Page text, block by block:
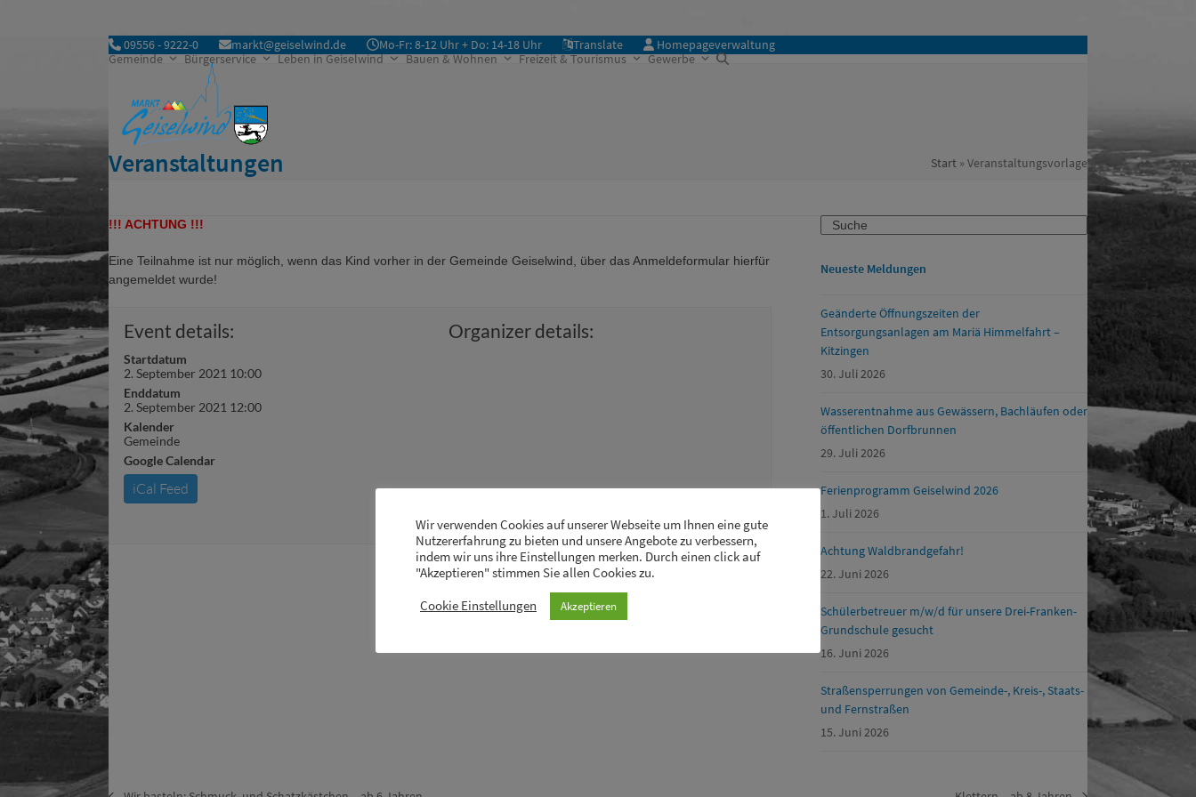
09556 - 9222-0 markt@geiselwind.de Mo-Fr: 8-12 Uhr + Do: 14-18 Uhr Translate
Homepageverwaltung
Gemeinde
Bürgerservice Leben in Geiselwind Bauen & Wohnen Freizeit & Tourismus Gewerbe
Veranstaltungen Start »Veranstaltungsvorlage
!!! ACHTUNG !!!
Eine Teilnahme ist nur möglich, wenn das Kind vorher in der Gemeinde Geiselwind, über das Anmeldeformular hierfür
angemeldet wurde!
Event details:
Startdatum
2. September 2021 10:00
Enddatum
2. September 2021 12:00
Kalender
Gemeinde
Google Calendar
iCal Feed
Organizer details:
Search
Neueste Meldungen
Geänderte Öffnungszeiten der
Entsorgungsanlagen am Mariä Himmelfahrt –
Kitzingen
30. Juli 2026
Wasserentnahme aus Gewässern, Bachläufen oder
öffentlichen Dorfbrunnen
29. Juli 2026
Ferienprogramm Geiselwind 2026
1. Juli 2026
Achtung Waldbrandgefahr!
22. Juni 2026
Schülerbetreuer m/w/d für unsere Drei-Franken-
Grundschule gesucht
16. Juni 2026
Straßensperrungen von Gemeinde-, Kreis-, Staats-
und Fernstraßen
15. Juni 2026
Wir verwenden Cookies auf unserer Webseite um Ihnen eine gute
Nutzererfahrung zu bieten und unsere Angebote zu verbessern,
indem wir uns ihre Einstellungen merken. Durch einen click auf
"Akzeptieren" stimmen Sie allen Cookies zu.
Cookie Einstellungen Akzeptieren